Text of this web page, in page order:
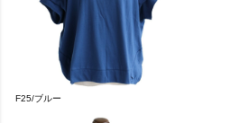
F25/ブルー